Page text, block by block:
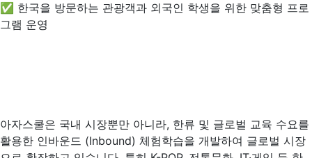
✅ 한국을 방문하는 관광객과 외국인 학생을 위한 맞춤형 프로
그램 운영
아자스쿨은 국내 시장뿐만 아니라, 한류 및 글로벌 교육 수요를
활용한 인바운드 (Inbound) 체험학습을 개발하여 글로벌 시장